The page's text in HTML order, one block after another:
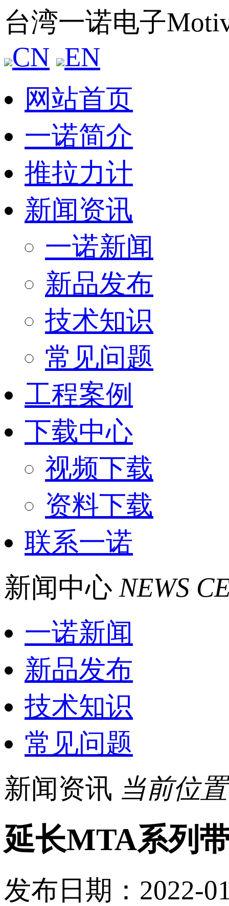
台湾一诺电子
CN EN
网站首页
一诺简介
推拉力计
新闻资讯
一诺新闻
新品发布
技术知识
常见问题
工程案例
下载中心
视频下载
资料下载
联系一诺
新闻中心 NEWS
一诺新闻
新品发布
技术知识
常见问题
新闻资讯 当前位
延长MTA系列
发布日期：2022-